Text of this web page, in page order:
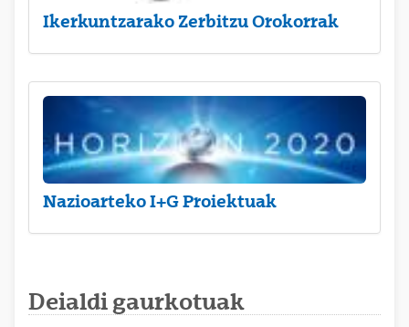
Ikerkuntzarako Zerbitzu Orokorrak
Nazioarteko I+G Proiektuak
Deialdi gaurkotuak